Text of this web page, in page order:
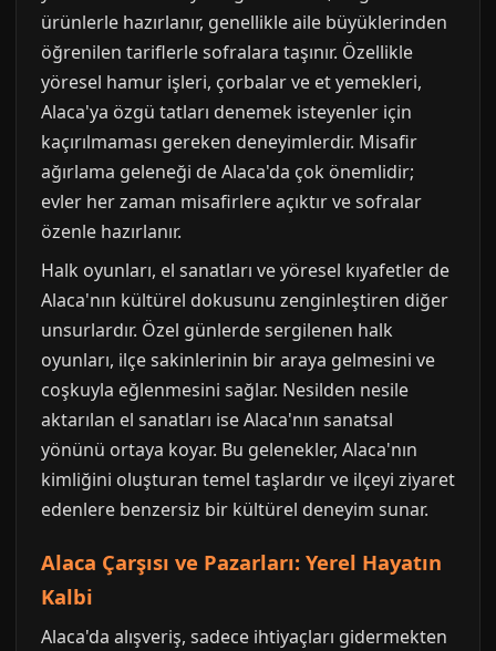
ürünlerle hazırlanır, genellikle aile büyüklerinden
öğrenilen tariflerle sofralara taşınır. Özellikle
yöresel hamur işleri, çorbalar ve et yemekleri,
Alaca'ya özgü tatları denemek isteyenler için
kaçırılmaması gereken deneyimlerdir. Misafir
ağırlama geleneği de Alaca'da çok önemlidir;
evler her zaman misafirlere açıktır ve sofralar
özenle hazırlanır.
Halk oyunları, el sanatları ve yöresel kıyafetler de
Alaca'nın kültürel dokusunu zenginleştiren diğer
unsurlardır. Özel günlerde sergilenen halk
oyunları, ilçe sakinlerinin bir araya gelmesini ve
coşkuyla eğlenmesini sağlar. Nesilden nesile
aktarılan el sanatları ise Alaca'nın sanatsal
yönünü ortaya koyar. Bu gelenekler, Alaca'nın
kimliğini oluşturan temel taşlardır ve ilçeyi ziyaret
edenlere benzersiz bir kültürel deneyim sunar.
Alaca Çarşısı ve Pazarları: Yerel Hayatın
Kalbi
Alaca'da alışveriş, sadece ihtiyaçları gidermekten